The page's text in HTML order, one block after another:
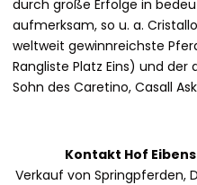
durch große Erfolge in
aufmerksam, so u. a.
weltweit gewinnreichste
Rangliste Platz Eins) und
Sohn des Caretino, Casall
Kontakt Hof
Verkauf von Springpferden,